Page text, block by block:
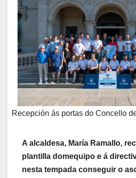
Recepción ás portas do Concello
A alcaldesa, María Ramallo,
plantilla domequipo e á
nesta tempada conseguir o